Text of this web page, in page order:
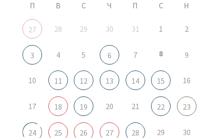
П В С Ч П С Н
27 28 29 30 31 1 2
3 4 5 6 7 8 9
10 11 12 13 14 15 16
17 18 19 20 21 22 23
24 25 26 27 28 29 30